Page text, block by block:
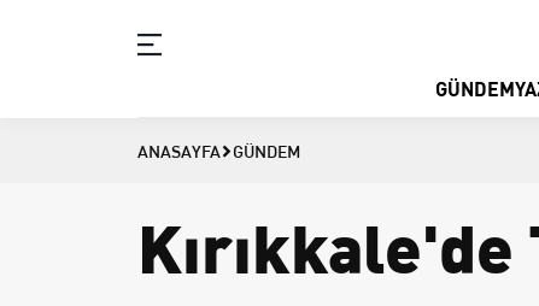
GÜNDEM
ANASAYFA GÜNDEM
Kırıkkale'de